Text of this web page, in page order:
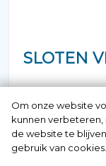
SLOTEN
vervanging
sloten van
Om onze website
kunnen
de website te
gebruik van cookies.